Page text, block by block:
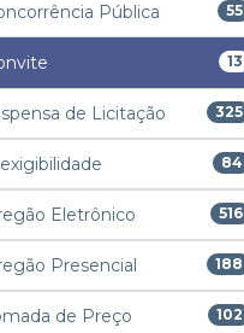
Pública 55
13
de Licitação 325
84
Eletrônico 516
Presencial 188
de Preço 102